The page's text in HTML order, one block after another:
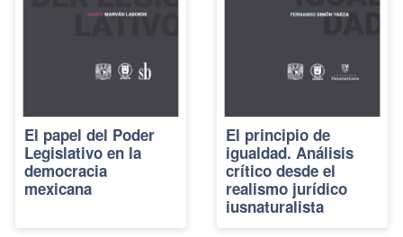
El papel del Poder
Legislativo en la
democracia
mexicana
El principio de
igualdad. Análisis
crítico desde el
realismo jurídico
iusnaturalista